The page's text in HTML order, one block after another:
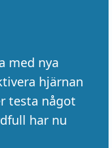
med nya
hjärnan
testa något
har nu